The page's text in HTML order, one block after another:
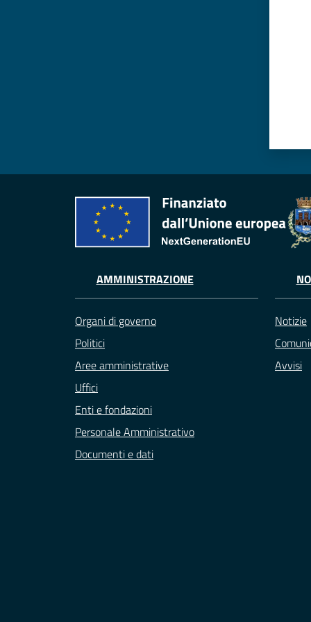
AMMINISTRAZIONE
Organi di governo
Politici
Aree amministrative
Uffici
Enti e fondazioni
Personale Amministrativo
Documenti e dati
Notizie
Avvisi